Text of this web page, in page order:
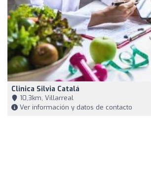
Clinica Silvia Catalá
10,3km, Villarreal
Ver información y datos de contacto